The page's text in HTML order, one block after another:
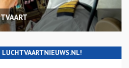
LUCHTVAARTNIEUWS.NL!